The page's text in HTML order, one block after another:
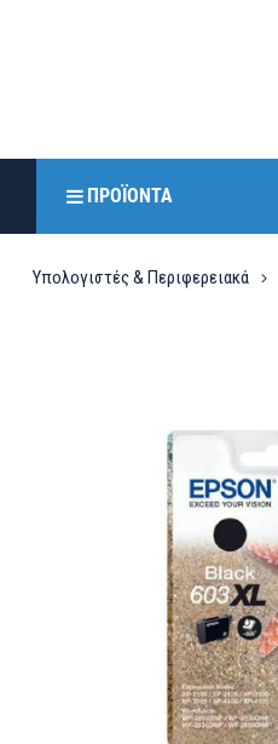
ΠΡΟΪΌΝΤΑ
Υπολογιστές & Περιφερειακά